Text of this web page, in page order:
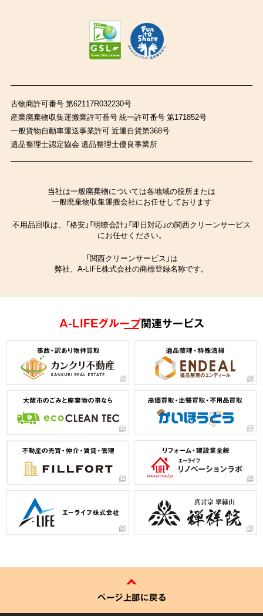
古物商許可番号 第62117R032230号
産業廃棄物収集運搬業許可番号 統一許可番号 第171852号
一般貨物自動車運送事業許可 近運自貨第368号
遺品整理士認定協会 遺品整理士優良事業所
当社は一般廃棄物については各地域の役所または
一般廃棄物収集運搬会社にお任せしております
不用品回収は、「格安」「明瞭会計」「即日対応」の関西クリーンサービス
にお任せください。
「関西クリーンサービス」は
弊社、A-LIFE株式会社の商標登録名称です。
A-LIFEグループ関連サービス
ページ上部に戻る